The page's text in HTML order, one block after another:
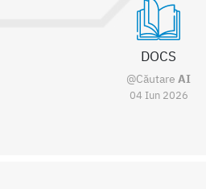
DOCS
@Căutare AI
04 Iun 2026